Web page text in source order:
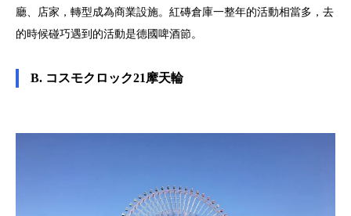
廳、店家，轉型成為商業設施。紅磚倉庫一整年的活動相當多，去
的時候碰巧遇到的活動是德國啤酒節。
B. コスモクロック21摩天輪